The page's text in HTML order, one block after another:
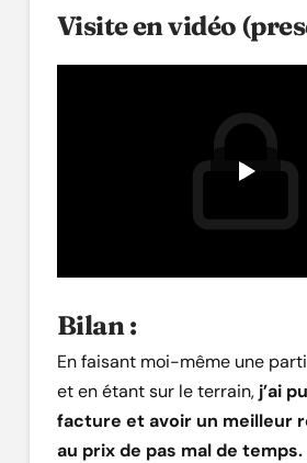
Visite en vidéo
Bilan :
En faisant moi-même une
et en étant sur le terrain, j’ai
facture et avoir un meilleur
au prix de pas mal de temps.